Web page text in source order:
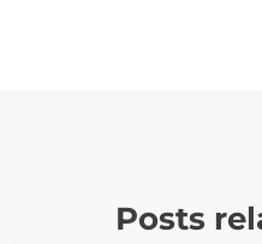
Posts